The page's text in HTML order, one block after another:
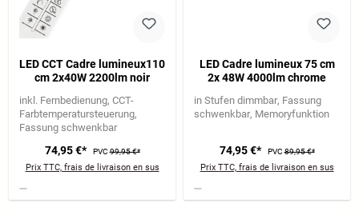
LED CCT Cadre lumineux110
cm 2x40W 2200lm noir
inkl. Fernbedienung CCT-
Farbtemperatursteuerung
Fassung schwenkbar
74,95 €* PVC99,95 €*
Prix TTC, frais de livraison en sus
LED Cadre lumineux 75 cm
2x 48W 4000lm chrome
in Stufen dimmbar Fassung
schwenkbar Memoryfunktion
74,95 €* PVC89,95 €*
Prix TTC, frais de livraison en sus